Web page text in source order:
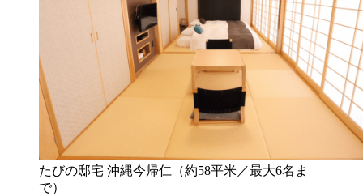
たびの邸宅 沖縄今帰仁（約58平米／最大6名ま
で）